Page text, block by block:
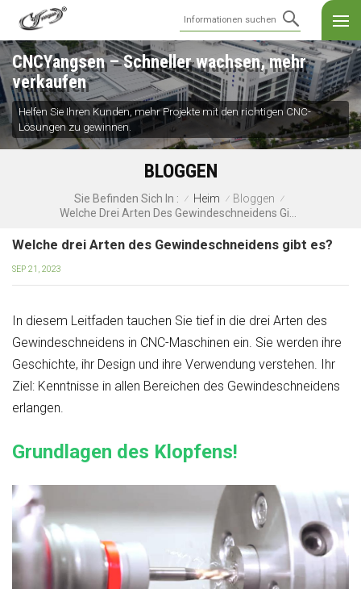
CNCYangsen – Schneller wachsen, mehr
verkaufen
Helfen Sie Ihren Kunden, mehr Projekte mit den richtigen CNC-
Lösungen zu gewinnen.
BLOGGEN
Sie Befinden Sich In : / Heim / Bloggen /
Welche drei Arten des Gewindeschneidens gibt es?
SEP 21, 2023
In diesem Leitfaden tauchen Sie tief in die drei Arten des
Gewindeschneidens in CNC-Maschinen ein. Sie werden ihre
Geschichte, ihr Design und ihre Verwendung verstehen. Ihr
Ziel: Kenntnisse in allen Bereichen des Gewindeschneidens
erlangen.
Grundlagen des Klopfens!